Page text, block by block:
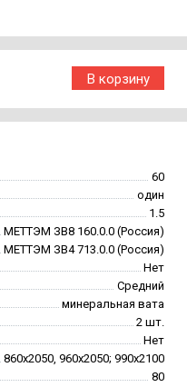
60
один
1.5
МЕТТЭМ ЗВ8 160.0.0 (Россия)
МЕТТЭМ ЗВ4 713.0.0 (Россия)
Нет
Средний
минеральная вата
2 шт.
Нет
860х2050, 960х2050; 990х2100
80